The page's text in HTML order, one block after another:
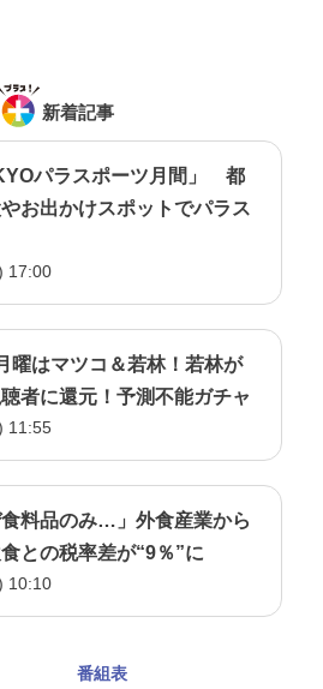
新着記事
パラスポーツ月間」 都
お出かけスポットでパラス
17:00
曜はマツコ＆若林！若林が
者に還元！予測不能ガチャ
11:55
料品のみ…」外食産業から
との税率差が“9％”に
10:10
番組表